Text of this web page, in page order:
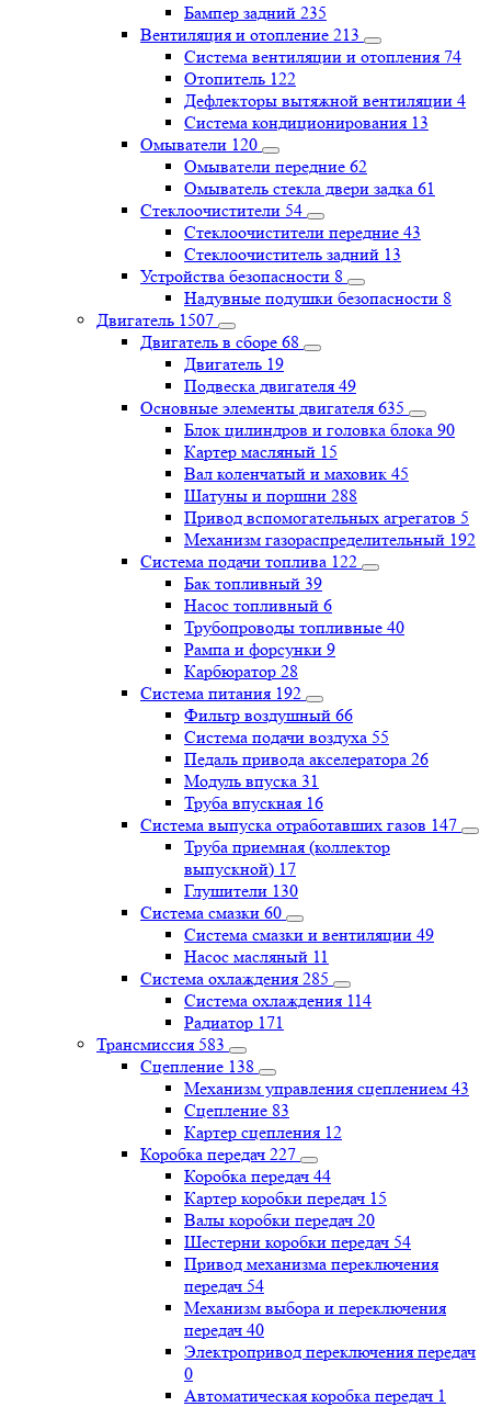
Бампер задний 235
Вентиляция и отопление 213
Система вентиляции и отопления 74
Отопитель 122
Дефлекторы вытяжной вентиляции 4
Система кондиционирования 13
Омыватели 120
Омыватели передние 62
Омыватель стекла двери задка 61
Стеклоочистители 54
Стеклоочистители передние 43
Стеклоочиститель задний 13
Устройства безопасности 8
Надувные подушки безопасности 8
Двигатель 1507
Двигатель в сборе 68
Двигатель 19
Подвеска двигателя 49
Основные элементы двигателя 635
Блок цилиндров и головка блока 90
Картер масляный 15
Вал коленчатый и маховик 45
Шатуны и поршни 288
Привод вспомогательных агрегатов 5
Механизм газораспределительный 192
Система подачи топлива 122
Бак топливный 39
Насос топливный 6
Трубопроводы топливные 40
Рампа и форсунки 9
Карбюратор 28
Система питания 192
Фильтр воздушный 66
Система подачи воздуха 55
Педаль привода акселератора 26
Модуль впуска 31
Труба впускная 16
Система выпуска отработавших газов 147
Труба приемная (коллектор
выпускной) 17
Глушители 130
Система смазки 60
Система смазки и вентиляции 49
Насос масляный 11
Система охлаждения 285
Система охлаждения 114
Радиатор 171
Трансмиссия 583
Сцепление 138
Механизм управления сцеплением 43
Сцепление 83
Картер сцепления 12
Коробка передач 227
Коробка передач 44
Картер коробки передач 15
Валы коробки передач 20
Шестерни коробки передач 54
Привод механизма переключения
передач 54
Механизм выбора и переключения
передач 40
Электропривод переключения передач
0
Автоматическая коробка передач 1